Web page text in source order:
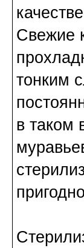
Свежие
тонким
в таком